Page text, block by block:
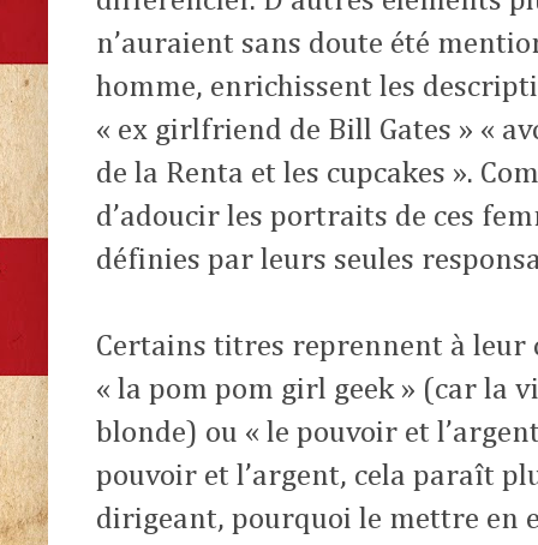
n’auraient sans doute été
homme, enrichissent les
« ex girlfriend de Bill Gates » «
de la Renta et les cupcakes ».
d’adoucir les portraits de ces
définies par leurs seules
Certains titres reprennent à leur
« la pom pom girl geek » (car la
blonde) ou « le pouvoir et
pouvoir et l’argent, cela paraît
dirigeant, pourquoi le mettre en